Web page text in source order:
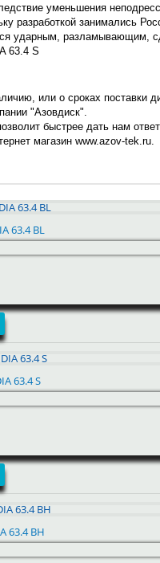
уменьшения
разработкой занимались
ударным, разламывающим,
63.4 S
или о сроках поставки
"Азовдиск".
быстрее дать нам
магазин www.azov-tek.ru.
63.4 BL
63.4 S
63.4 BH